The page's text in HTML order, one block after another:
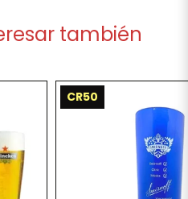
también
CR50